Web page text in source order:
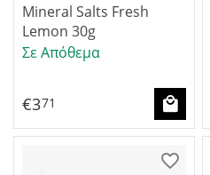
Mineral Salts Fresh
Lemon 30g
Σε Απόθεμα
€371